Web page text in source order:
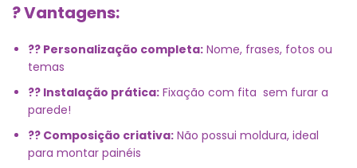
? Vantagens:
?? Personalização completa: Nome, frases, fotos ou
temas
?? Instalação prática: Fixação com fita  sem furar a
parede!
?? Composição criativa: Não possui moldura, ideal
para montar painéis